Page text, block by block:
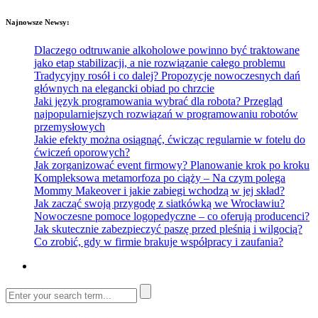
Najnowsze Newsy:
Dlaczego odtruwanie alkoholowe powinno być traktowane
jako etap stabilizacji, a nie rozwiązanie całego problemu
Tradycyjny rosół i co dalej? Propozycje nowoczesnych dań
głównych na elegancki obiad po chrzcie
Jaki język programowania wybrać dla robota? Przegląd
najpopularniejszych rozwiązań w programowaniu robotów
przemysłowych
Jakie efekty można osiągnąć, ćwicząc regularnie w fotelu do
ćwiczeń oporowych?
Jak zorganizować event firmowy? Planowanie krok po kroku
Kompleksowa metamorfoza po ciąży – Na czym polega
Mommy Makeover i jakie zabiegi wchodzą w jej skład?
Jak zacząć swoją przygodę z siatkówką we Wrocławiu?
Nowoczesne pomoce logopedyczne – co oferują producenci?
Jak skutecznie zabezpieczyć paszę przed pleśnią i wilgocią?
Co zrobić, gdy w firmie brakuje współpracy i zaufania?